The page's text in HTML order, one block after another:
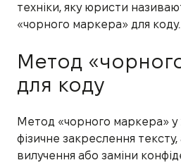
техніки, яку юристи
«чорного маркера» для коду.
Метод
для коду
Метод «чорного маркера»
фізичне закреслення тексту,
вилучення або заміни